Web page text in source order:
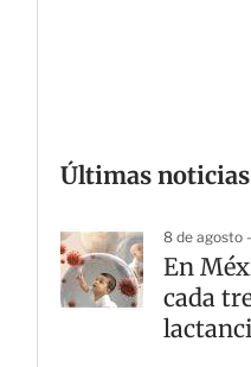
Últimas noticias
8 de agosto
En
cada